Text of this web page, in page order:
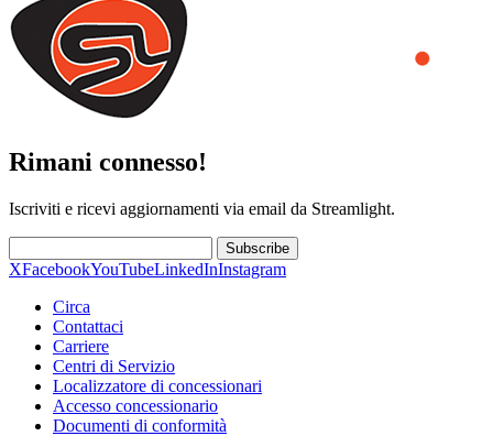
Rimani connesso!
Iscriviti e ricevi aggiornamenti via email da Streamlight.
Subscribe
XFacebookYouTubeLinkedInInstagram
Circa
Contattaci
Carriere
Centri di Servizio
Localizzatore di concessionari
Accesso concessionario
Documenti di conformità